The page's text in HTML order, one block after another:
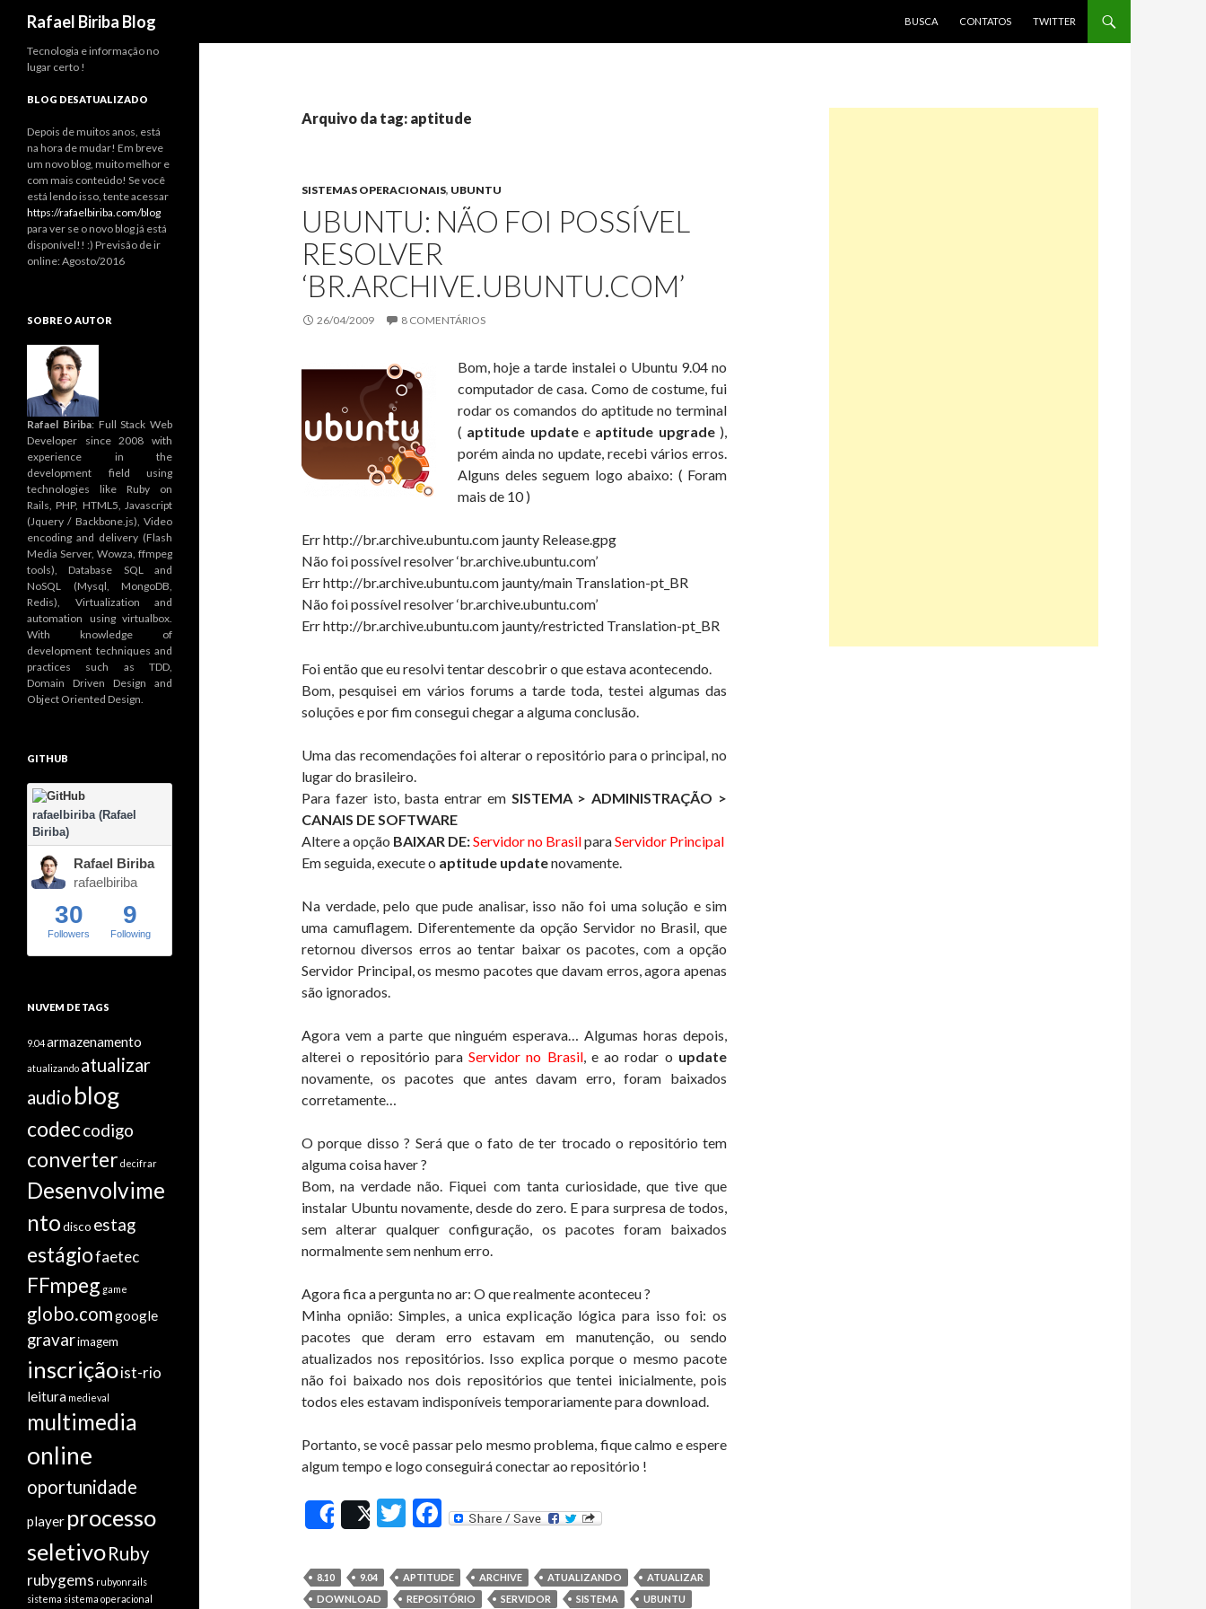
Rafael Biriba Blog
BUSCA
CONTATOS TWITTER
Arquivo da tag: aptitude
SISTEMAS OPERACIONAIS, UBUNTU
UBUNTU: NÃO FOI POSSÍVEL
RESOLVER
‘BR.ARCHIVE.UBUNTU.COM’
26/04/2009 8 COMENTÁRIOS
Bom, hoje a tarde instalei o Ubuntu 9.04 no
computador de casa. Como de costume, fui
rodar os comandos do aptitude no terminal
( aptitude updatee aptitude upgrade),
porém ainda no update, recebi vários erros.
Alguns deles seguem logo abaixo: ( Foram
mais de 10 )
Err http://br.archive.ubuntu.com jaunty Release.gpg
Não foi possível resolver ‘br.archive.ubuntu.com’
Err http://br.archive.ubuntu.com jaunty/main Translation-pt_BR
Não foi possível resolver ‘br.archive.ubuntu.com’
Err http://br.archive.ubuntu.com jaunty/restricted Translation-pt_BR
Foi então que eu resolvi tentar descobrir o que estava acontecendo.
Bom, pesquisei em vários forums a tarde toda, testei algumas das
soluções e por fim consegui chegar a alguma conclusão.
Uma das recomendações foi alterar o repositório para o principal, no
lugar do brasileiro.
Para fazer isto, basta entrar em SISTEMA > ADMINISTRAÇÃO >
CANAIS DE SOFTWARE
Altere a opção BAIXAR DE:Servidor no BrasilparaServidor Principal
Em seguida, execute o aptitude updatenovamente.
Na verdade, pelo que pude analisar, isso não foi uma solução e sim
uma camuflagem. Diferentemente da opção Servidor no Brasil, que
retornou diversos erros ao tentar baixar os pacotes, com a opção
Servidor Principal, os mesmo pacotes que davam erros, agora apenas
são ignorados.
Agora vem a parte que ninguém esperava… Algumas horas depois,
alterei o repositório paraServidor no Brasil, e ao rodar o update
novamente, os pacotes que antes davam erro, foram baixados
corretamente…
O porque disso ? Será que o fato de ter trocado o repositório tem
alguma coisa haver ?
Bom, na verdade não. Fiquei com tanta curiosidade, que tive que
instalar Ubuntu novamente, desde do zero. E para surpresa de todos,
sem alterar qualquer configuração, os pacotes foram baixados
normalmente sem nenhum erro.
Agora fica a pergunta no ar: O que realmente aconteceu ?
Minha opnião: Simples, a unica explicação lógica para isso foi: os
pacotes que deram erro estavam em manutenção, ou sendo
atualizados nos repositórios. Isso explica porque o mesmo pacote
não foi baixado nos dois repositórios que tentei inicialmente, pois
todos eles estavam indisponíveis temporariamente para download.
Portanto, se você passar pelo mesmo problema, fique calmo e espere
algum tempo e logo conseguirá conectar ao repositório !
SharePostT
itt
er
F
e
b
8.10 9.04 APTITUDE ARCHIVE ATUALIZANDO
ATUALIZAR
DOWNLOAD
REPOSITÓRIO SERVIDOR SISTEMA UBUNTU
Tecnologia e informação no
lugar certo !
BLOG DESATUALIZADO
Depois de muitos anos, está
na hora de mudar! Em breve
um novo blog, muito melhor e
com mais conteúdo! Se você
está lendo isso, tente acessar
https://rafaelbiriba.com/blog
para ver se o novo blog já está
disponível!! :) Previsão de ir
online: Agosto/2016
SOBRE O AUTOR
Rafael Biriba: Full Stack Web
Developer since 2008 with
experience in the
development field using
technologies like Ruby on
Rails, PHP, HTML5, Javascript
(Jquery / Backbone.js), Video
encoding and delivery (Flash
Media Server, Wowza, ffmpeg
tools), Database SQL and
NoSQL (Mysql, MongoDB,
Redis), Virtualization and
automation using virtualbox.
With knowledge of
development techniques and
practices such as TDD,
Domain Driven Design and
Object Oriented Design.
GITHUB
rafaelbiriba (Rafael
Biriba)
Rafael Biriba
rafaelbiriba
30
Followers
9
Following
NUVEM DE TAGS
9.04armazenamento
atualizando atualizar
audio blog
codeccodigo
converter decifrar
Desenvolvime
ntodisco estag
estágiofaetec
FFmpeg game
globo.comgoogle
gravarimagem
inscriçãoist-rio
leitura medieval
multimedia
online
oportunidade
player processo
seletivoRuby
rubygems rubyonrails
sistema sistema operacional